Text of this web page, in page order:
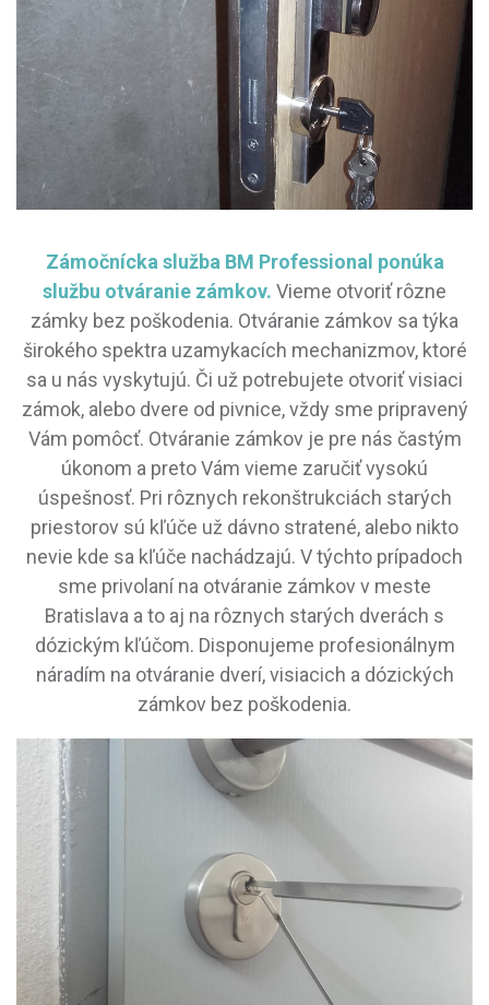
Zámočnícka služba BM Professional ponúka
službu otváranie zámkov. Vieme otvoriť rôzne
zámky bez poškodenia. Otváranie zámkov sa týka
širokého spektra uzamykacích mechanizmov, ktoré
sa u nás vyskytujú. Či už potrebujete otvoriť visiaci
zámok, alebo dvere od pivnice, vždy sme pripravený
Vám pomôcť. Otváranie zámkov je pre nás častým
úkonom a preto Vám vieme zaručiť vysokú
úspešnosť. Pri rôznych rekonštrukciách starých
priestorov sú kľúče už dávno stratené, alebo nikto
nevie kde sa kľúče nachádzajú. V týchto prípadoch
sme privolaní na otváranie zámkov v meste
Bratislava a to aj na rôznych starých dverách s
dózickým kľúčom. Disponujeme profesionálnym
náradím na otváranie dverí, visiacich a dózických
zámkov bez poškodenia.